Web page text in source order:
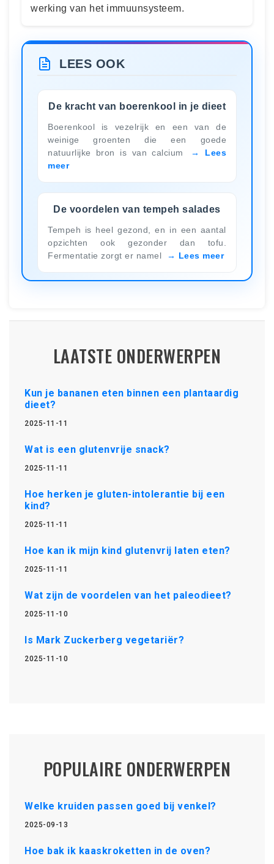
werking van het immuunsysteem.
LEES OOK
De kracht van boerenkool in je dieet
Boerenkool is vezelrijk en een van de
weinige groenten die een goede
natuurlijke bron is van calcium
Lees
meer
De voordelen van tempeh salades
Tempeh is heel gezond, en in een aantal
opzichten ook gezonder dan tofu.
Fermentatie zorgt er namel
Lees meer
LAATSTE ONDERWERPEN
Kun je bananen eten binnen een plantaardig
dieet?
2025-11-11
Wat is een glutenvrije snack?
2025-11-11
Hoe herken je gluten-intolerantie bij een
kind?
2025-11-11
Hoe kan ik mijn kind glutenvrij laten eten?
2025-11-11
Wat zijn de voordelen van het paleodieet?
2025-11-10
Is Mark Zuckerberg vegetariër?
2025-11-10
POPULAIRE ONDERWERPEN
Welke kruiden passen goed bij venkel?
2025-09-13
Hoe bak ik kaaskroketten in de oven?